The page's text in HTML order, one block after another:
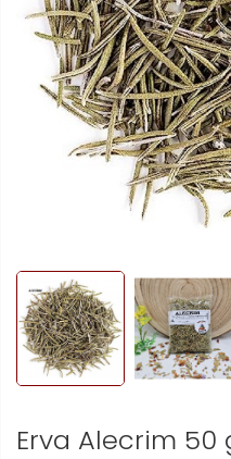
Erva Alecrim 50